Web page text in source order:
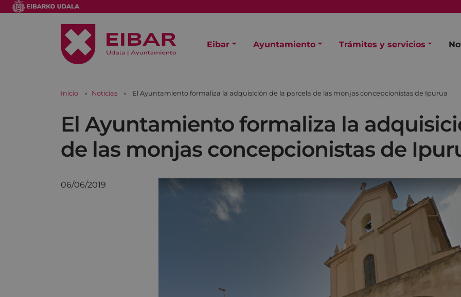
Eibar Ayuntamiento Trámites y servicios
Inicio Noticias El Ayuntamiento formaliza la adquisición de la parcela de las monjas concepcionistas de Ipurua
El Ayuntamiento formaliza la
de las monjas concepcionistas de
06/06/2019